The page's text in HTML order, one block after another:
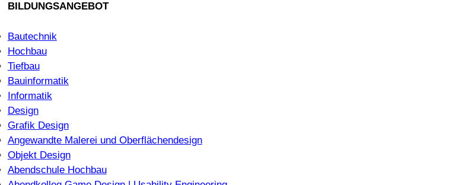
BILDUNGSANGEBOT
Bautechnik
Hochbau
Tiefbau
Bauinformatik
Informatik
Design
Grafik Design
Angewandte Malerei und Oberflächendesign
Objekt Design
Abendschule Hochbau